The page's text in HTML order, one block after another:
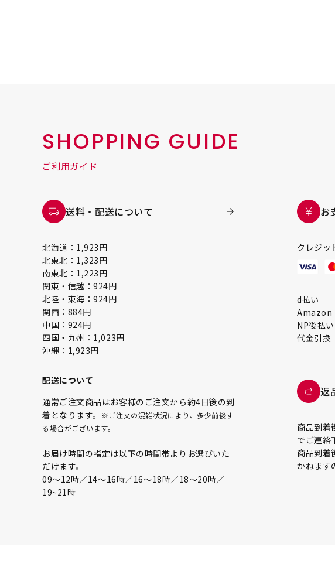
SHOPPING GUIDE
ご利用ガイド
送料・配送について
北海道：1,923円
北東北：1,323円
南東北：1,223円
関東・信越：924円
北陸・東海：924円
関西：884円
中国：924円
四国・九州：1,023円
沖縄：1,923円
配送について
通常ご注文商品はお客様のご注文から約4日後の到
着となります。
※ご注文の混雑状況により、多少前後す
る場合がございます。
お届け時間の指定は以下の時間帯よりお選びいた
だけます。
09〜12時／14〜16時／16〜18時／18〜20時／
19~21時
お
クレジッ
d払い
Amazon
NP後払い
代金引換
返
商品到着
でご連絡
商品到着
かねます